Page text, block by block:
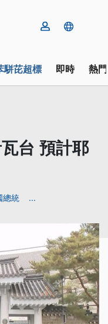
駢芘超標 即時 熱
台 預計耶
總統 ...